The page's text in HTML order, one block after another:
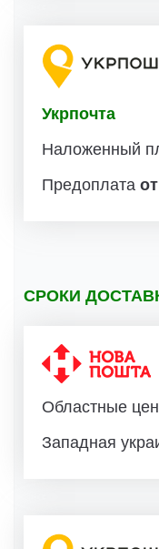
Укрпочта
Наложенный
Предоплата
СРОКИ
Областные
Западная